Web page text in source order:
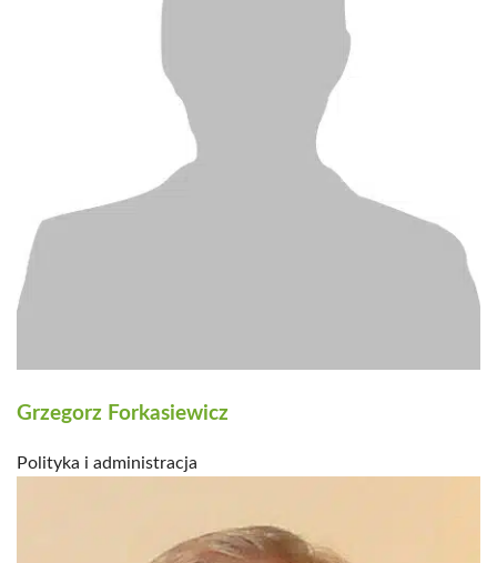
Grzegorz Forkasiewicz
Polityka i administracja